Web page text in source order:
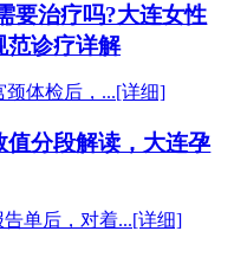
要治疗吗?大连女性
范诊疗详解
颈体检后，...[详细]
分段解读，大连孕
单后，对着...[详细]